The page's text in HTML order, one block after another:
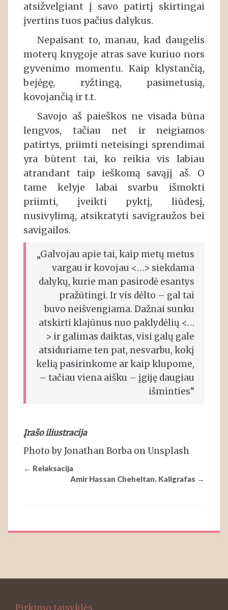
atsižvelgiant į savo patirtį skirtingai
įvertins tuos pačius dalykus.
Nepaisant to, manau, kad daugelis
moterų knygoje atras save kuriuo nors
gyvenimo momentu. Kaip klystančią,
bejėgę, ryžtingą, pasimetusią,
kovojančią ir t.t.
Savojo aš paieškos ne visada būna
lengvos, tačiau net ir neigiamos
patirtys, priimti neteisingi sprendimai
yra būtent tai, ko reikia vis labiau
atrandant taip ieškomą savąjį aš. O
tame kelyje labai svarbu išmokti
priimti, įveikti pyktį, liūdesį,
nusivylimą, atsikratyti savigraužos bei
savigailos.
„Galvojau apie tai, kaip metų metus
vargau ir kovojau <…> siekdama
dalykų, kurie man pasirodė esantys
pražūtingi. Ir vis dėlto – gal tai
buvo neišvengiama. Dažnai sunku
atskirti klajūnus nuo paklydėlių <…
> ir galimas daiktas, visi galų gale
atsiduriame ten pat, nesvarbu, kokį
kelią pasirinkome ar kaip klupome,
– tačiau viena aišku – įgiję daugiau
išminties“
Įrašo iliustracija
Photo by Jonathan Borba on Unsplash
Post
navigation
← Relaksacija
Amir Hassan Cheheltan. Kaligrafas →